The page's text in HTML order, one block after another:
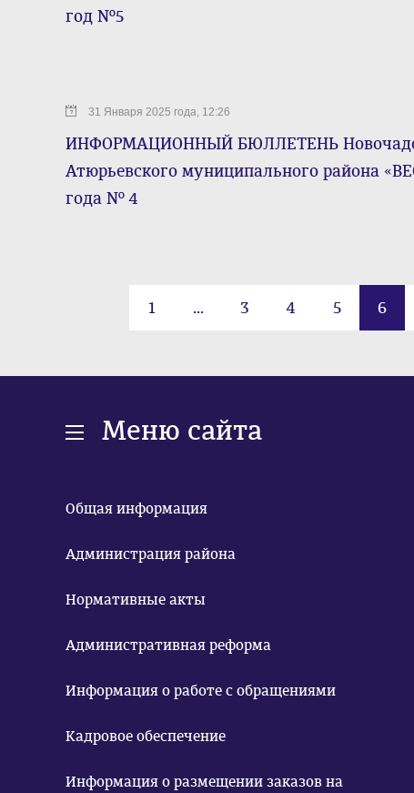
год №5
31 Января 2025 года, 12:26
ИНФОРМАЦИОННЫЙ БЮЛЛЕТЕНЬ
Атюрьевского муниципального района
года № 4
1 ... 3 4 5 6
Меню сайта
Общая информация
Администрация района
Нормативные акты
Административная реформа
Информация о работе с обращениями
Кадровое обеспечение
Информация о размещении заказов на